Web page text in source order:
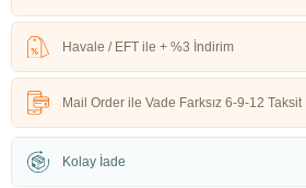
Havale / EFT ile + %3 İndirim
Mail Order ile Vade Farksız 6-9-12 Taksit
Kolay İade